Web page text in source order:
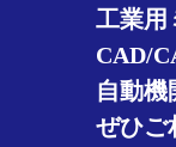
工業用ミシ
CAD/CAM
自動機開
ぜひご相